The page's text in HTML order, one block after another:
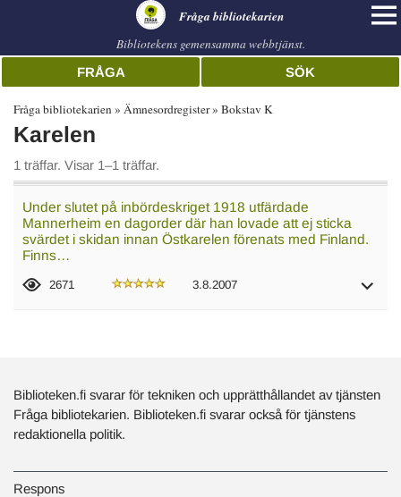
Fråga bibliotekarien
Bibliotekens gemensamma webbtjänst.
FRÅGA SÖK
Fråga bibliotekarien Ämnesordregister Bokstav K
Karelen
1 träffar. Visar 1–1 träffar.
Under slutet på inbördeskriget 1918 utfärdade
Mannerheim en dagorder där han lovade att ej sticka
svärdet i skidan innan Östkarelen förenats med Finland.
Finns…
2671 3.8.2007
Biblioteken.fi svarar för tekniken och upprätthållandet av tjänsten
Fråga bibliotekarien. Biblioteken.fi svarar också för tjänstens
redaktionella politik.
Respons